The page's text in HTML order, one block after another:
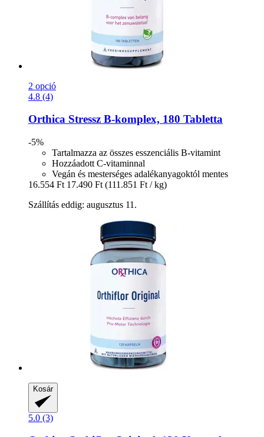
2 opció
4.8 (4)
Orthica Stressz B-​komplex, 180 Tabletta
-5%
Tartalmazza az összes esszenciális B-vitamint
Hozzáadott C-vitaminnal
Vegán és mesterséges adalékanyagoktól mentes
16.554 Ft 17.490 Ft (111.851 Ft / kg)
Szállítás eddig: augusztus 11.
Kosár
5.0 (3)